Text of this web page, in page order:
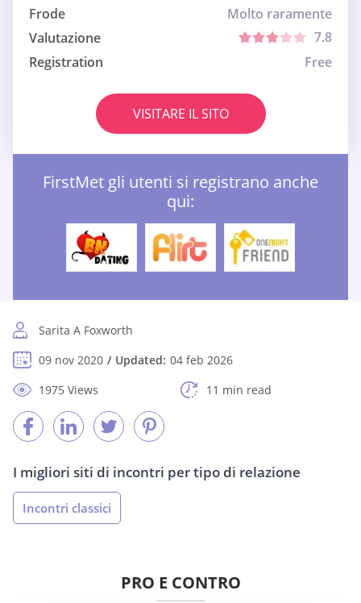
Frode
Molto raramente
Valutazione
7.8
Registration
Free
VISITARE IL SITO
FirstMet gli utenti si registrano anche
qui:
Sarita A Foxworth
09 nov 2020
Updated: 04 feb 2026
1975 Views
11 min read
I migliori siti di incontri per tipo di relazione
Incontri classici
PRO E CONTRO